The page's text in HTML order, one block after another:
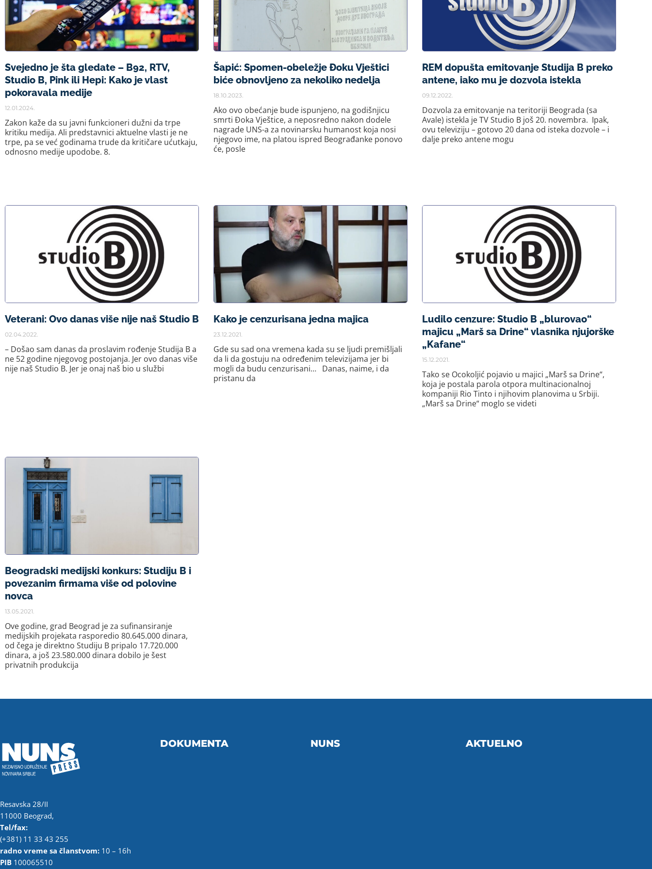
Svejedno je šta gledate – B92, RTV,
Studio B, Pink ili Hepi: Kako je vlast
pokoravala medije
12.01.2024.
Zakon kaže da su javni funkcioneri dužni da trpe
kritiku medija. Ali predstavnici aktuelne vlasti je ne
trpe, pa se već godinama trude da kritičare ućutkaju,
odnosno medije upodobe. 8.
Šapić: Spomen-obeležje Đoku Vještici
biće obnovljeno za nekoliko nedelja
18.10.2023.
Ako ovo obećanje bude ispunjeno, na godišnjicu
smrti Đoka Vještice, a neposredno nakon dodele
nagrade UNS-a za novinarsku humanost koja nosi
njegovo ime, na platou ispred Beograđanke ponovo
će, posle
REM dopušta emitovanje Studija B preko
antene, iako mu je dozvola istekla
09.12.2022.
Dozvola za emitovanje na teritoriji Beograda (sa
Avale) istekla je TV Studio B još 20. novembra. Ipak,
ovu televiziju – gotovo 20 dana od isteka dozvole – i
dalje preko antene mogu
Veterani: Ovo danas više nije naš Studio B
02.04.2022.
– Došao sam danas da proslavim rođenje Studija B a
ne 52 godine njegovog postojanja. Jer ovo danas više
nije naš Studio B. Jer je onaj naš bio u službi
Kako je cenzurisana jedna majica
23.12.2021.
Gde su sad ona vremena kada su se ljudi premišljali
da li da gostuju na određenim televizijama jer bi
mogli da budu cenzurisani… Danas, naime, i da
pristanu da
Ludilo cenzure: Studio B „blurovao“
majicu „Marš sa Drine“ vlasnika njujorške
„Kafane“
15.12.2021.
Tako se Ocokoljić pojavio u majici „Marš sa Drine“,
koja je postala parola otpora multinacionalnoj
kompaniji Rio Tinto i njihovim planovima u Srbiji.
„Marš sa Drine“ moglo se videti
Beogradski medijski konkurs: Studiju B i
povezanim firmama više od polovine
novca
13.05.2021.
Ove godine, grad Beograd je za sufinansiranje
medijskih projekata rasporedio 80.645.000 dinara,
od čega je direktno Studiju B pripalo 17.720.000
dinara, a još 23.580.000 dinara dobilo je šest
privatnih produkcija
Resavska 28/II
11000 Beograd,
Tel/fax:
(+381) 11 33 43 255
radno vreme sa članstvom: 10 – 16h
PIB 100065510
DOKUMENTA NUNS AKTUELNO